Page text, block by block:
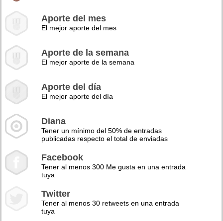
Aporte del mes
El mejor aporte del mes
Aporte de la semana
El mejor aporte de la semana
Aporte del día
El mejor aporte del día
Diana
Tener un mínimo del 50% de entradas
publicadas respecto el total de enviadas
Facebook
Tener al menos 300 Me gusta en una entrada
tuya
Twitter
Tener al menos 30 retweets en una entrada
tuya